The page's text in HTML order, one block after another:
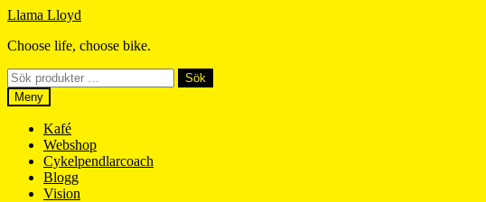
Hoppa
navigering
Hoppa
innehåll
Llama Lloyd
Choose life, choose bike.
Sök
efter:
Sök
Meny
Kafé
Webshop
Cykelpendlarcoach
Blogg
Vision